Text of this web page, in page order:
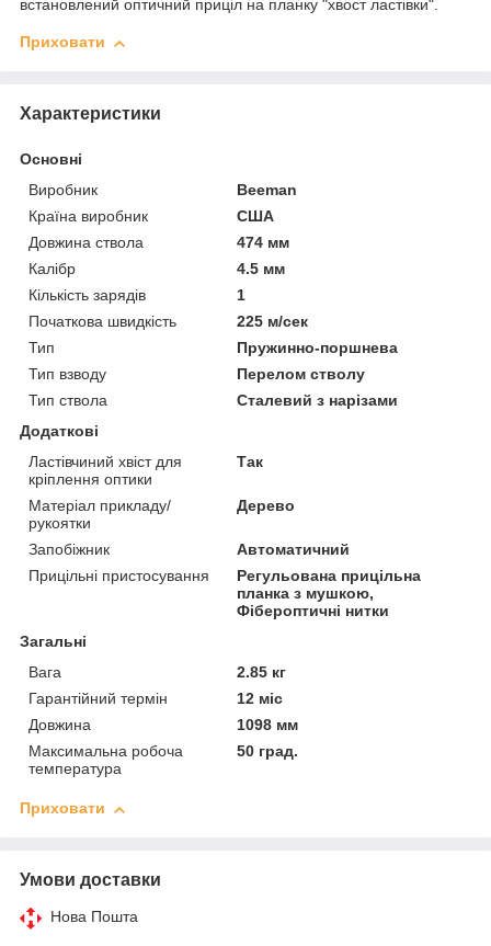
встановлений оптичний приціл на планку "хвост ластівки".
Приховати
Характеристики
Основні
Виробник
Beeman
Країна виробник
США
Довжина ствола
474 мм
Калібр
4.5 мм
Кількість зарядів
1
Початкова швидкість
225 м/сек
Тип
Пружинно-поршнева
Тип взводу
Перелом стволу
Тип ствола
Сталевий з нарізами
Додаткові
Ластівчиний хвіст для
кріплення оптики
Так
Матеріал прикладу/
рукоятки
Дерево
Запобіжник
Автоматичний
Прицільні пристосування
Регульована прицільна
планка з мушкою,
Фібероптичні нитки
Загальні
Вага
2.85 кг
Гарантійний термін
12 міс
Довжина
1098 мм
Максимальна робоча
температура
50 град.
Приховати
Умови доставки
Нова Пошта